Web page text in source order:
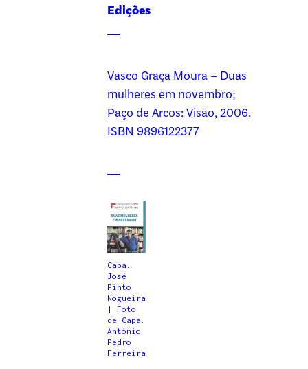
Edições
Vasco Graça Moura – Duas
mulheres em novembro;
Paço de Arcos: Visão, 2006.
ISBN 9896122377
Capa:
José
Pinto
Nogueira
| Foto
de Capa:
António
Pedro
Ferreira